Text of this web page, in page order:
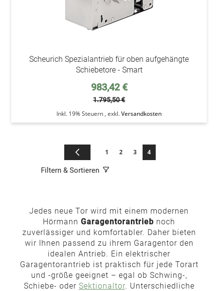
Scheurich Spezialantrieb für oben aufgehängte
Schiebetore - Smart
Sonderpreis
983,42 €
1.795,50 €
Inkl. 19% Steuern , exkl.Versandkosten
Seite ZurückSeite
1 Seite
2 Seite
3 Sie lesen gerade die
4
Filtern & Sortieren
Jedes neue Tor wird mit einem modernen
Hörmann Garagentorantrieb noch
zuverlässiger und komfortabler. Daher bieten
wir Ihnen passend zu ihrem Garagentor den
idealen Antrieb. Ein elektrischer
Garagentorantrieb ist praktisch für jede Torart
und -größe geeignet – egal ob Schwing-,
Schiebe- oder Sektionaltor. Unterschiedliche